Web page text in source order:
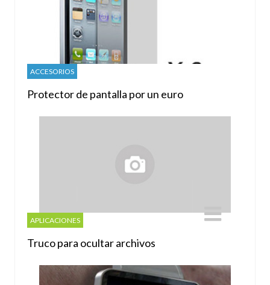
ACCESORIOS
Protector de pantalla por un euro
APLICACIONES
Truco para ocultar archivos